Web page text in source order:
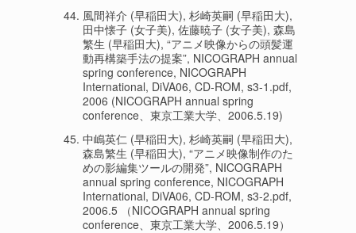
風間祥介 (早稲田大), 杉崎英嗣 (早稲田大),
田中懐子 (女子美), 佐藤暁子 (女子美), 森島
繁生 (早稲田大), “アニメ映像からの頭髪運
動再構築手法の提案”, NICOGRAPH annual
spring conference, NICOGRAPH
International, DiVA06, CD-ROM, s3-1.pdf,
2006 (NICOGRAPH annual spring
conference、東京工業大学、2006.5.19)
中嶋英仁 (早稲田大), 杉崎英嗣 (早稲田大),
森島繁生 (早稲田大), “アニメ映像制作のた
めの影編集ツールの開発”, NICOGRAPH
annual spring conference, NICOGRAPH
International, DiVA06, CD-ROM, s3-2.pdf,
2006.5 （NICOGRAPH annual spring
conference、東京工業大学、2006.5.19）